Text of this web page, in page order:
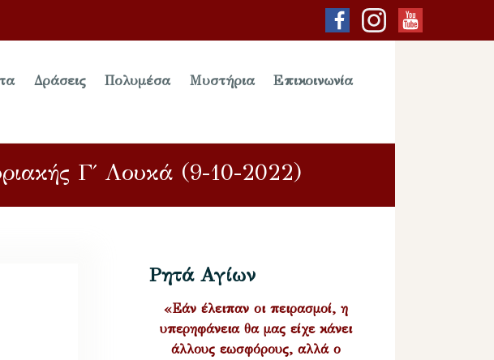
Δράσεις Πολυμέσα Μυστήρια Επικοινωνία
Γ΄ Λουκά (9-10-2022)
Ρητά Αγίων
«Εάν έλειπαν οι πειρασμοί, η
υπερηφάνεια θα μας είχε κάνει
άλλους εωσφόρους, αλλά ο